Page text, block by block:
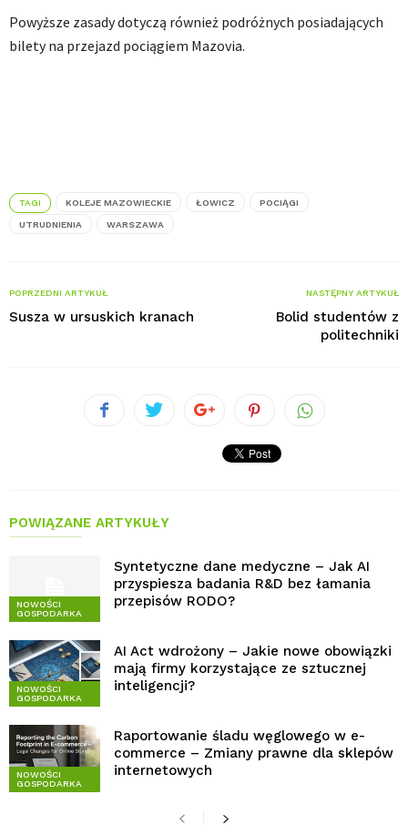
Powyższe zasady dotyczą również podróżnych posiadających
bilety na przejazd pociągiem Mazovia.
TAGI KOLEJE MAZOWIECKIE ŁOWICZ POCIĄGI
UTRUDNIENIA WARSZAWA
POPRZEDNI ARTYKUŁ
Susza w ursuskich kranach
NASTĘPNY ARTYKUŁ
Bolid studentów z
politechniki
POWIĄZANE ARTYKUŁY
NOWOŚCI
GOSPODARKA
Syntetyczne dane medyczne – Jak AI
przyspiesza badania R&D bez łamania
przepisów RODO?
NOWOŚCI
GOSPODARKA
AI Act wdrożony – Jakie nowe obowiązki
mają firmy korzystające ze sztucznej
inteligencji?
NOWOŚCI
GOSPODARKA
Raportowanie śladu węglowego w e-
commerce – Zmiany prawne dla sklepów
internetowych